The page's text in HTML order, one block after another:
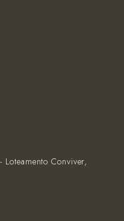
Loteamento Conviver,